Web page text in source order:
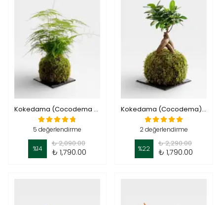
Kokedama (Cocodema )-Asparagus (Kuşkonmaz)
5 değerlendirme
%14
₺ 2,090.00
₺ 1,790.00
Kokedama (Cocodema) Ficus Bonsai Ginseng Masa Boy
2 değerlendirme
%22
₺ 2,290.00
₺ 1,790.00